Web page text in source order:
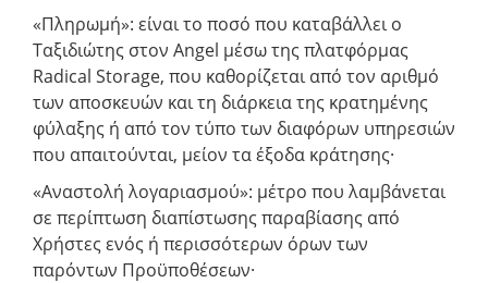
«Πληρωμή»: είναι το ποσό που καταβάλλει ο
Ταξιδιώτης στον Angel μέσω της πλατφόρμας
Radical Storage, που καθορίζεται από τον αριθμό
των αποσκευών και τη διάρκεια της κρατημένης
φύλαξης ή από τον τύπο των διαφόρων υπηρεσιών
που απαιτούνται, μείον τα έξοδα κράτησης·
«Αναστολή λογαριασμού»: μέτρο που λαμβάνεται
σε περίπτωση διαπίστωσης παραβίασης από
Χρήστες ενός ή περισσότερων όρων των
παρόντων Προϋποθέσεων·